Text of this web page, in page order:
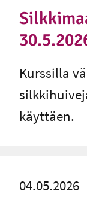
Kurssilla
käyttäen.
04.05.2026